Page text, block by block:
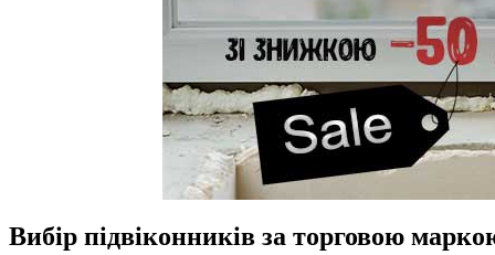
Вибір підвіконників за торговою